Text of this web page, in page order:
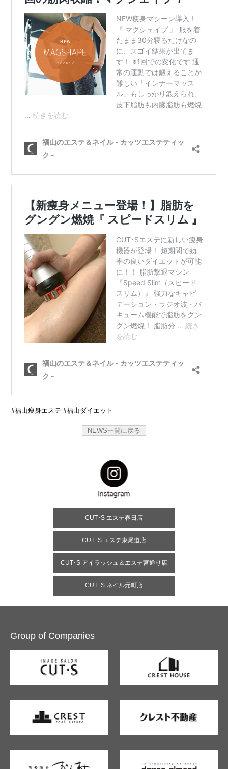
#福山痩身エステ #福山ダイエット
NEWS一覧に戻る
CUT･S エステ春日店
CUT･S エステ東尾道店
CUT･S アイラッシュ＆エステ宮通り店
CUT･S ネイル元町店
Group of Companies